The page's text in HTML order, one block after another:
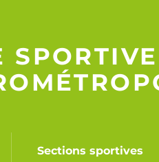
SPORTIVE
Sections sportives